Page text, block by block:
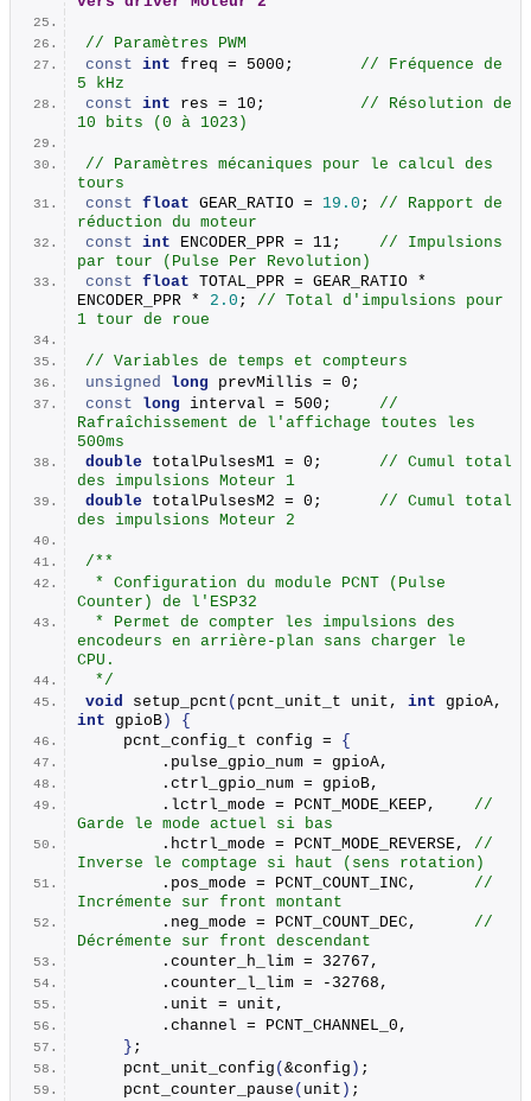
// Paramètres PWM
const int freq = 5000; // Fréquence de
5 kHz
const int res = 10; // Résolution de
10 bits (0 à 1023)
// Paramètres mécaniques pour le calcul des
tours
const float GEAR_RATIO = 19.0 ; // Rapport de
réduction du moteur
const int ENCODER_PPR = 11; // Impulsions
par tour (Pulse Per Revolution)
const float TOTAL_PPR = GEAR_RATIO *
ENCODER_PPR * 2.0 ; // Total d'impulsions pour
1 tour de roue
// Variables de temps et compteurs
unsigned
long prevMillis = 0;
const
long interval = 500; //
Rafraîchissement de l'affichage toutes les
500ms
double totalPulsesM1 = 0; // Cumul total
des impulsions Moteur 1
double totalPulsesM2 = 0; // Cumul total
des impulsions Moteur 2
/**
* Configuration du module PCNT (Pulse
Counter) de l'ESP32
* Permet de compter les impulsions des
encodeurs en arrière-plan sans charger le
CPU.
*/
void
setup_pcnt ( pcnt_unit_t unit, int
int gpioB )
{
    pcnt_config_t config =
{
        .pulse_gpio_num = gpioA,
        .ctrl_gpio_num = gpioB,
        .lctrl_mode = PCNT_MODE_KEEP,
//
Garde le mode actuel si bas
        .hctrl_mode = PCNT_MODE_REVERSE,
//
Inverse le comptage si haut (sens rotation)
        .pos_mode = PCNT_COUNT_INC,
//
Incrémente sur front montant
        .neg_mode = PCNT_COUNT_DEC,
//
Décrémente sur front descendant
        .counter_h_lim = 32767,
        .counter_l_lim = -32768,
        .unit = unit,
        .channel = PCNT_CHANNEL_0,
} ;
pcnt_unit_config ( &config ) ;
pcnt_counter_pause ( unit ) ;